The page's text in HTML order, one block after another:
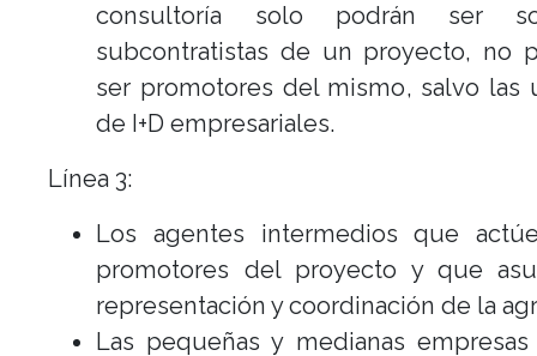
consultoría solo podrán ser
subcontratistas de un proyecto, no
ser promotores del mismo, salvo las
de I+D empresariales.
Línea 3:
Los agentes intermedios que
promotores del proyecto y que
representación y coordinación de la
Las pequeñas y medianas empresas